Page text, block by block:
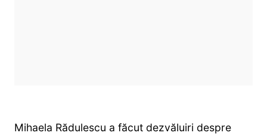
Mihaela Rădulescu a făcut dezvăluiri despre